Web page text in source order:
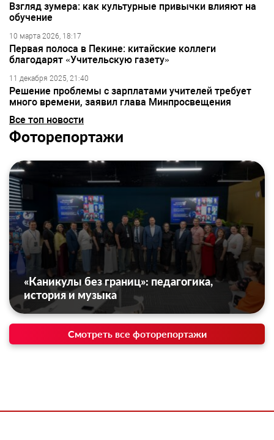
Взгляд зумера: как культурные привычки влияют на
обучение
10 марта 2026, 18:17
Первая полоса в Пекине: китайские коллеги
благодарят «Учительскую газету»
11 декабря 2025, 21:40
Решение проблемы с зарплатами учителей требует
много времени, заявил глава Минпросвещения
Все топ новости
Фоторепортажи
«Каникулы без границ»: педагогика,
история и музыка
Смотреть все фоторепортажи